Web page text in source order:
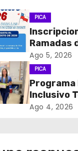
PICA
Ramadas
Patrias
Ago 5, 2026
PICA
Inclusivo
realizó la
Ago 4, 2026